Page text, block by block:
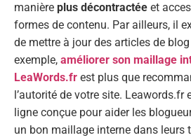
manière plus décontractée et
formes de contenu. Par ailleurs, il
de mettre à jour des articles de
exemple, améliorer son maillage
LeaWords.fr est plus que
l’autorité de votre site. Leawords.fr
ligne conçue pour aider les
un bon maillage interne dans leurs